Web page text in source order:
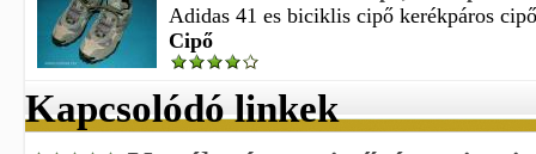
Adidas 41 es biciklis cipő kerékpáros
Cipő
Kapcsolódó linkek